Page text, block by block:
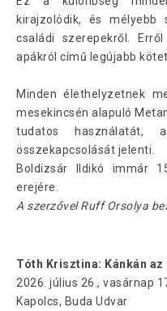
kirajzolódik, és mélyebb
családi szerepekről.
apákról című legújabb
Minden élethelyzetnek
mesekincsén alapuló
tudatos használatát,
összekapcsolását jelenti.
Boldizsár Ildikó immár
erejére.
A szerzővel Ruff Orsolya
Tóth Krisztina: Kánkán az
2026. július 26., vasárnap
Kapolcs, Buda Udvar